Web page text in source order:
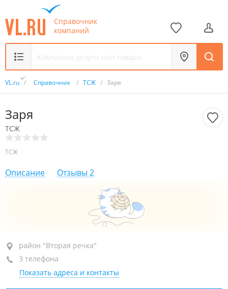
Справочник
компаний
VL.ru / Справочник / ТСЖ / Заря
Заря
ТСЖ
ТСЖ
Описание Отзывы 2
район "Вторая речка", ул. Русская, 57Е
1-й этаж
+7 914 673-08-57
район "Вторая речка"
3 телефона
Показать адреса и контакты